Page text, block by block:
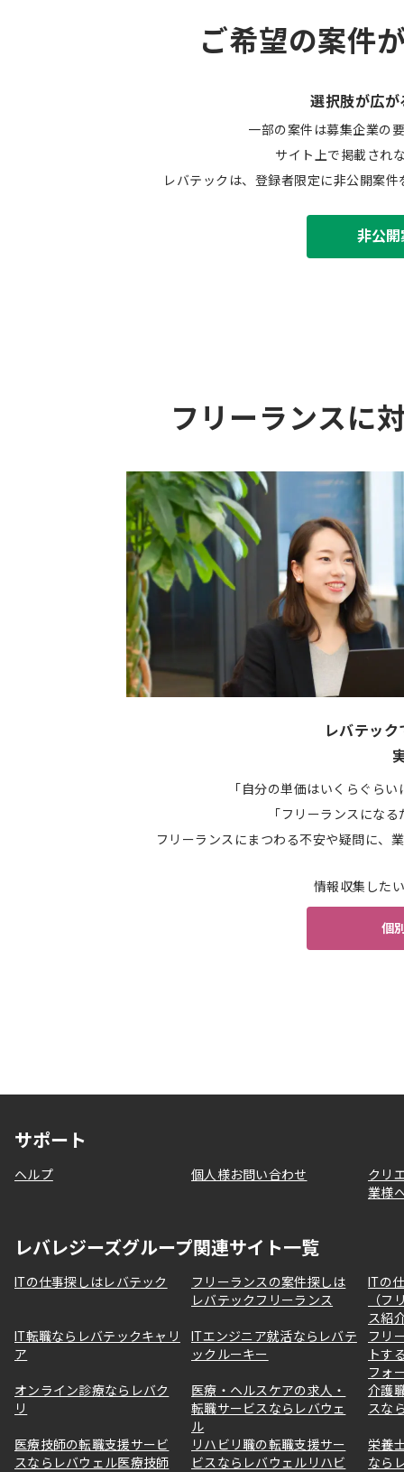
ご希望の案件
選択肢が広が
一部の案件は募集企業の
サイト上で掲載され
レバテックは、登録者限定に非公開案
非公
フリーランスに
レバテッ
「自分の単価はいくらぐら
「フリーランスにな
フリーランスにまつわる不安や疑問に、
情報収集した
個
サポート
ヘルプ 個人様お問い合わせ
クリ
業様
レバレジーズグループ関連サイト一覧
ITの仕事探しはレバテック
フリーランスの案件探しは
レバテックフリーランス
ITの
（フ
ス紹
IT転職ならレバテックキャリ
ア
ITエンジニア就活ならレバテ
ックルーキー
フリ
トす
フォ
オンライン診療ならレバク
リ
医療・ヘルスケアの求人・
転職サービスならレバウェ
ル
介護
スな
医療技師の転職支援サービ
スならレバウェル医療技師
リハビリ職の転職支援サー
ビスならレバウェルリハビ
栄養
なら